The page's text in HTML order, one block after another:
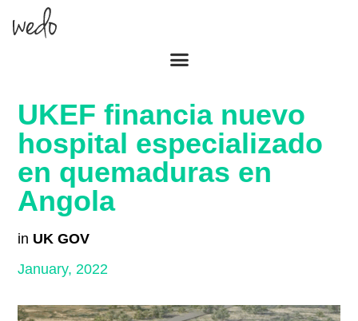
UKEF financia nuevo
hospital especializado
en quemaduras en
Angola
in UK GOV
January, 2022